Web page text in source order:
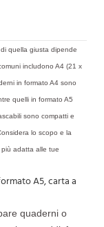
quella giusta dipende
includono A4 (21 x
in formato A4 sono
quelli in formato A5
sono compatti e
lo scopo e la
adatta alle tue
quaderni o